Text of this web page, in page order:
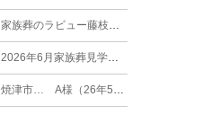
家族葬のラビュー藤枝田沼がオープンいたします
2026年6月家族葬見学相談会
焼津市… A様（26年5月）